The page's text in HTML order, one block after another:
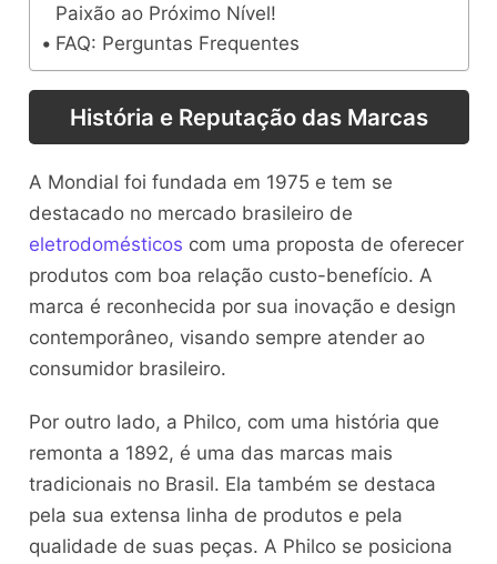
Paixão ao Próximo Nível!
FAQ: Perguntas Frequentes
História e Reputação das Marcas
A Mondial foi fundada em 1975 e tem se
destacado no mercado brasileiro de
eletrodomésticos com uma proposta de oferecer
produtos com boa relação custo-benefício. A
marca é reconhecida por sua inovação e design
contemporâneo, visando sempre atender ao
consumidor brasileiro.
Por outro lado, a Philco, com uma história que
remonta a 1892, é uma das marcas mais
tradicionais no Brasil. Ela também se destaca
pela sua extensa linha de produtos e pela
qualidade de suas peças. A Philco se posiciona